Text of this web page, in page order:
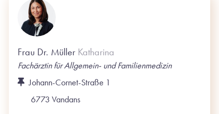
Frau Dr. Müller Katharina
Fachärztin für Allgemein- und Familienmedizin
Johann-Cornet-Straße 1
6773 Vandans